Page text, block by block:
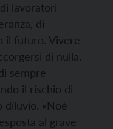
lavoratori
di
il futuro. Vivere
di nulla.
sempre
il rischio di
diluvio. «Noè
al grave